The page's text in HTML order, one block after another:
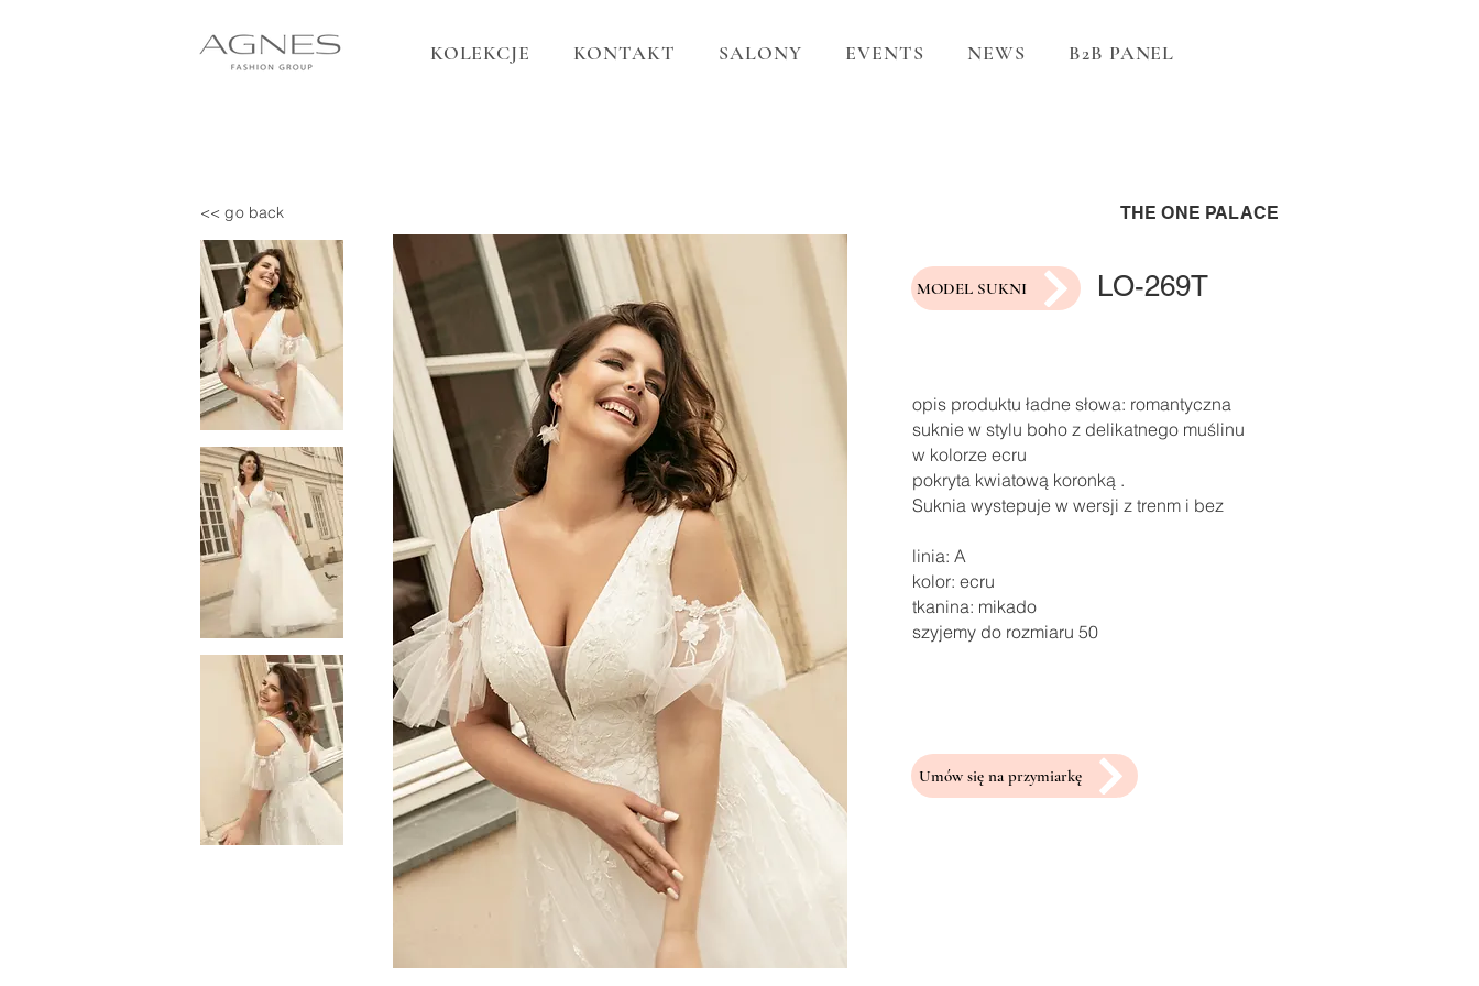
KOLEKCJE KONTAKT SALONY EVENTS NEWS B2B PANEL
<< go back THE ONE PALACE
MODEL SUKNI LO-269T
opis produktu ładne słowa: romantyczna
suknie w stylu boho z delikatnego muślinu
w kolorze ecru
pokryta kwiatową koronką .
Suknia wystepuje w wersji z trenm i bez
linia: A
kolor: ecru
tkanina: mikado
szyjemy do rozmiaru 50
Umów się na przymiarkę